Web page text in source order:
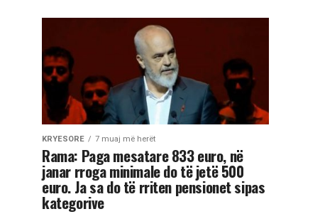
KRYESORE 7 muaj më herët
Rama: Paga mesatare 833 euro, në
janar rroga minimale do të jetë 500
euro. Ja sa do të rriten pensionet sipas
kategorive